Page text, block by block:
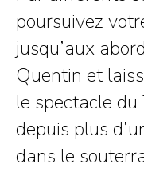
poursuivez
jusqu’aux
Quentin et
le spectacle
depuis plus
dans le